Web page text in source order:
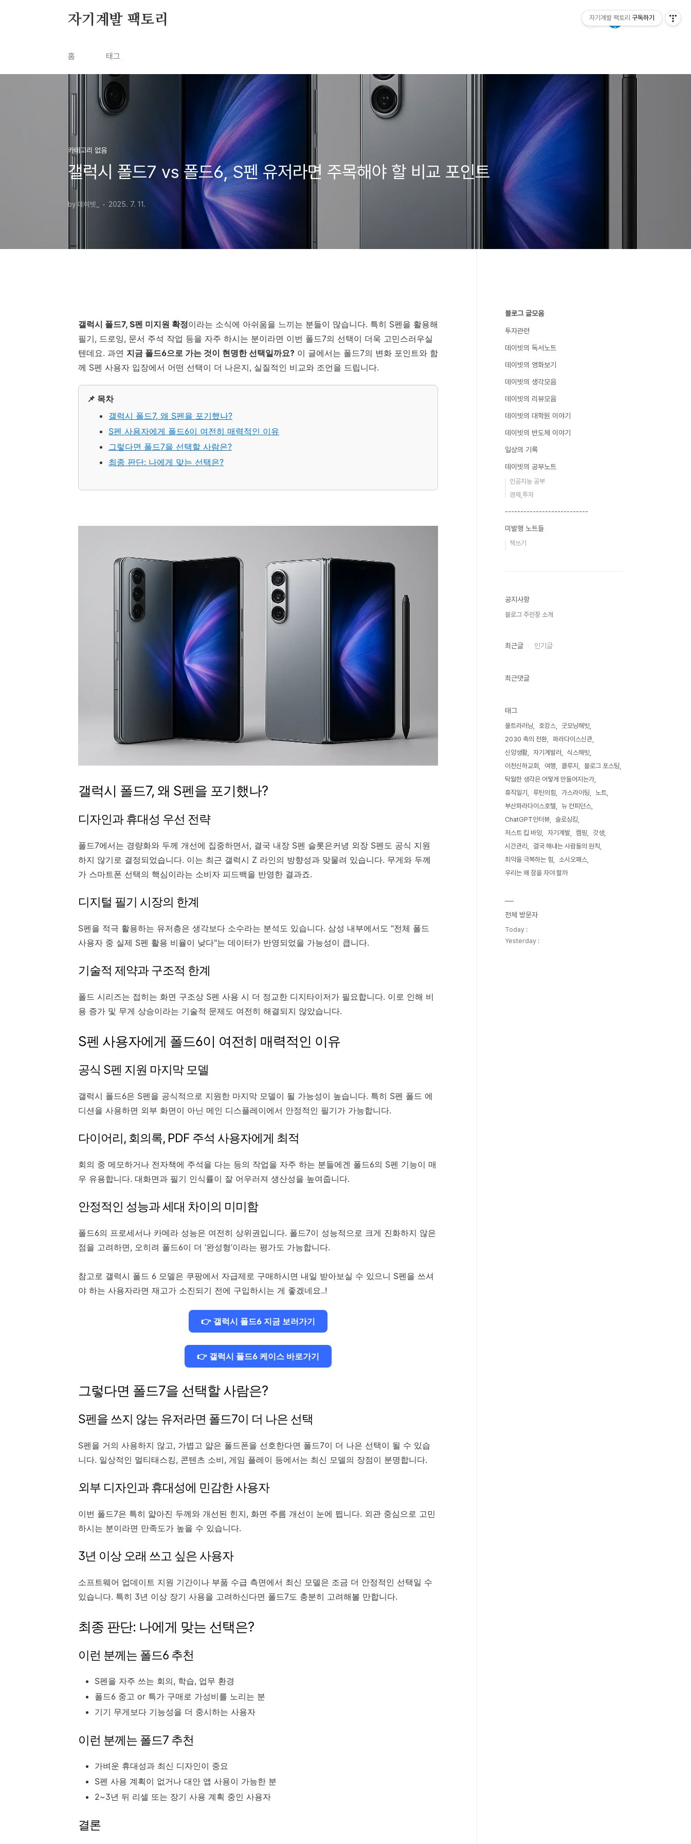
자기계발 팩토리
홈 태그
카테고리 없음
갤럭시 폴드7 vs 폴드6, S펜 유저라면 주목해야 할 비교 포인트
by 데이빗_ 2025. 7. 11.
갤럭시 폴드7, S펜 미지원 확정이라는 소식에 아쉬움을 느끼는 분들이 많습니다. 특히 S펜을 활용해
필기, 드로잉, 문서 주석 작업 등을 자주 하시는 분이라면 이번 폴드7의 선택이 더욱 고민스러우실
텐데요. 과연 지금 폴드6으로 가는 것이 현명한 선택일까요? 이 글에서는 폴드7의 변화 포인트와 함
께 S펜 사용자 입장에서 어떤 선택이 더 나은지, 실질적인 비교와 조언을 드립니다.
📌 목차
갤럭시 폴드7, 왜 S펜을 포기했나?
S펜 사용자에게 폴드6이 여전히 매력적인 이유
그렇다면 폴드7을 선택할 사람은?
최종 판단: 나에게 맞는 선택은?
갤럭시 폴드7, 왜 S펜을 포기했나?
디자인과 휴대성 우선 전략
폴드7에서는 경량화와 두께 개선에 집중하면서, 결국 내장 S펜 슬롯은커녕 외장 S펜도 공식 지원
하지 않기로 결정되었습니다. 이는 최근 갤럭시 Z 라인의 방향성과 맞물려 있습니다. 무게와 두께
가 스마트폰 선택의 핵심이라는 소비자 피드백을 반영한 결과죠.
디지털 필기 시장의 한계
S펜을 적극 활용하는 유저층은 생각보다 소수라는 분석도 있습니다. 삼성 내부에서도 "전체 폴드
사용자 중 실제 S펜 활용 비율이 낮다"는 데이터가 반영되었을 가능성이 큽니다.
기술적 제약과 구조적 한계
폴드 시리즈는 접히는 화면 구조상 S펜 사용 시 더 정교한 디지타이저가 필요합니다. 이로 인해 비
용 증가 및 무게 상승이라는 기술적 문제도 여전히 해결되지 않았습니다.
S펜 사용자에게 폴드6이 여전히 매력적인 이유
공식 S펜 지원 마지막 모델
갤럭시 폴드6은 S펜을 공식적으로 지원한 마지막 모델이 될 가능성이 높습니다. 특히 S펜 폴드 에
디션을 사용하면 외부 화면이 아닌 메인 디스플레이에서 안정적인 필기가 가능합니다.
다이어리, 회의록, PDF 주석 사용자에게 최적
회의 중 메모하거나 전자책에 주석을 다는 등의 작업을 자주 하는 분들에겐 폴드6의 S펜 기능이 매
우 유용합니다. 대화면과 필기 인식률이 잘 어우러져 생산성을 높여줍니다.
안정적인 성능과 세대 차이의 미미함
폴드6의 프로세서나 카메라 성능은 여전히 상위권입니다. 폴드7이 성능적으로 크게 진화하지 않은
점을 고려하면, 오히려 폴드6이 더 ‘완성형’이라는 평가도 가능합니다.
참고로 갤럭시 폴드 6 모델은 쿠팡에서 자급제로 구매하시면 내일 받아보실 수 있으니 S펜을 쓰셔
야 하는 사용자라면 재고가 소진되기 전에 구입하시는 게 좋겠네요..!
👉 갤럭시 폴드6 지금 보러가기
👉 갤럭시 폴드6 케이스 바로가기
그렇다면 폴드7을 선택할 사람은?
S펜을 쓰지 않는 유저라면 폴드7이 더 나은 선택
S펜을 거의 사용하지 않고, 가볍고 얇은 폴드폰을 선호한다면 폴드7이 더 나은 선택이 될 수 있습
니다. 일상적인 멀티태스킹, 콘텐츠 소비, 게임 플레이 등에서는 최신 모델의 장점이 분명합니다.
외부 디자인과 휴대성에 민감한 사용자
이번 폴드7은 특히 얇아진 두께와 개선된 힌지, 화면 주름 개선이 눈에 띕니다. 외관 중심으로 고민
하시는 분이라면 만족도가 높을 수 있습니다.
3년 이상 오래 쓰고 싶은 사용자
소프트웨어 업데이트 지원 기간이나 부품 수급 측면에서 최신 모델은 조금 더 안정적인 선택일 수
있습니다. 특히 3년 이상 장기 사용을 고려하신다면 폴드7도 충분히 고려해볼 만합니다.
최종 판단: 나에게 맞는 선택은?
이런 분께는 폴드6 추천
S펜을 자주 쓰는 회의, 학습, 업무 환경
폴드6 중고 or 특가 구매로 가성비를 노리는 분
기기 무게보다 기능성을 더 중시하는 사용자
이런 분께는 폴드7 추천
가벼운 휴대성과 최신 디자인이 중요
S펜 사용 계획이 없거나 대안 앱 사용이 가능한 분
2~3년 뒤 리셀 또는 장기 사용 계획 중인 사용자
결론
블로그 글모음
투자관련
데이빗의 독서노트
데이빗의 영화보기
데이빗의 생각모음
데이빗의 리뷰모음
데이빗의 대학원 이야기
데이빗의 반도체 이야기
일상의 기록
데이빗의 공부노트
인공지능 공부
경제,투자
---------------------------
미발행 노트들
책쓰기
공지사항
블로그 주인장 소개
최근글 인기글
최근댓글
태그
울트라러닝 호캉스
굿모닝해빗
2030 축의 전환
파라다이스신관
신앙생활
자기계발러
식스해빗
이천신하교회
여행 클루지
블로그 포스팅
탁월한 생각은 어떻게 만들어지는가
휴직일기
루틴의힘 가스라이팅
노트
부산파라다이스호텔
뉴 컨피던스
ChatGPT인터뷰
슬로싱킹
저스트 킵 바잉
자기계발 캠핑
갓생
시간관리
결국 해내는 사람들의 원칙
최악을 극복하는 힘
소시오패스
우리는 왜 잠을 자야 할까
전체 방문자
Today :
Yesterday :
자기계발 팩토리 구독하기